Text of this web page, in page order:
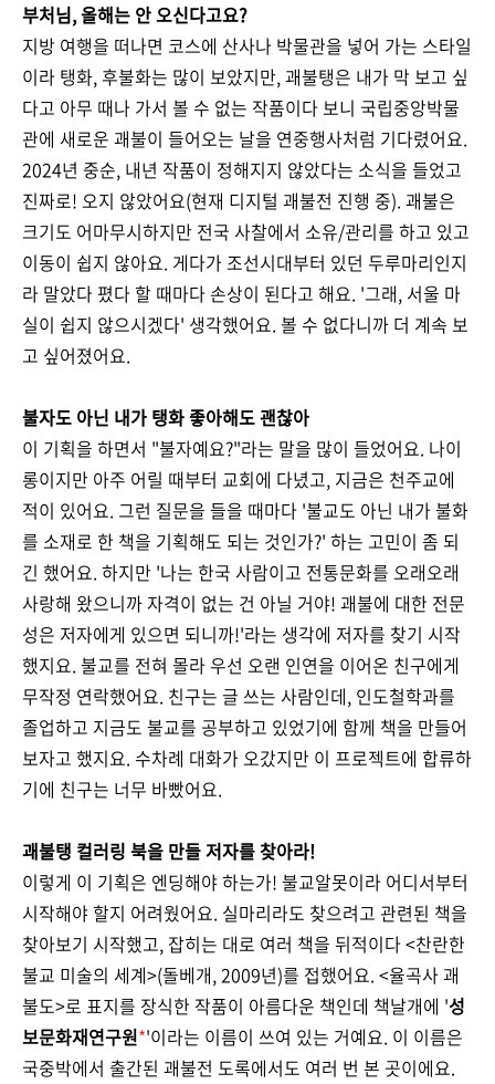
부처님, 올해는 안 오신다고요?
지방 여행을 떠나면 코스에 산사나 박물관을 넣어 가는 스타일
이라 탱화, 후불화는 많이 보았지만, 괘불탱은 내가 막 보고 싶
다고 아무 때나 가서 볼 수 없는 작품이다 보니 국립중앙박물
관에 새로운 괘불이 들어오는 날을 연중행사처럼 기다렸어요.
2024년 중순, 내년 작품이 정해지지 않았다는 소식을 들었고
진짜로! 오지 않았어요(현재 디지털 괘불전 진행 중). 괘불은
크기도 어마무시하지만 전국 사찰에서 소유/관리를 하고 있고
이동이 쉽지 않아요. 게다가 조선시대부터 있던 두루마리인지
라 말았다 폈다 할 때마다 손상이 된다고 해요. '그래, 서울 마
실이 쉽지 않으시겠다' 생각했어요. 볼 수 없다니까 더 계속 보
고 싶어졌어요.
불자도 아닌 내가 탱화 좋아해도 괜찮아
이 기획을 하면서 "불자예요?"라는 말을 많이 들었어요. 나이
롱이지만 아주 어릴 때부터 교회에 다녔고, 지금은 천주교에
적이 있어요. 그런 질문을 들을 때마다 '불교도 아닌 내가 불화
를 소재로 한 책을 기획해도 되는 것인가?' 하는 고민이 좀 되
긴 했어요. 하지만 '나는 한국 사람이고 전통문화를 오래오래
사랑해 왔으니까 자격이 없는 건 아닐 거야! 괘불에 대한 전문
성은 저자에게 있으면 되니까!'라는 생각에 저자를 찾기 시작
했지요. 불교를 전혀 몰라 우선 오랜 인연을 이어온 친구에게
무작정 연락했어요. 친구는 글 쓰는 사람인데, 인도철학과를
졸업하고 지금도 불교를 공부하고 있었기에 함께 책을 만들어
보자고 했지요. 수차례 대화가 오갔지만 이 프로젝트에 합류하
기에 친구는 너무 바빴어요.
괘불탱 컬러링 북을 만들 저자를 찾아라!
이렇게 이 기획은 엔딩해야 하는가! 불교알못이라 어디서부터
시작해야 할지 어려웠어요. 실마리라도 찾으려고 관련된 책을
찾아보기 시작했고, 잡히는 대로 여러 책을 뒤적이다 <찬란한
불교 미술의 세계>(돌베개, 2009년)를 접했어요. <율곡사 괘
불도>로 표지를 장식한 작품이 아름다운 책인데 책날개에 '성
보문화재연구원*'이라는 이름이 쓰여 있는 거예요. 이 이름은
국중박에서 출간된 괘불전 도록에서도 여러 번 본 곳이에요.